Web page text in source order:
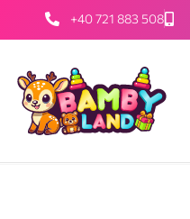
+40 721 883 508